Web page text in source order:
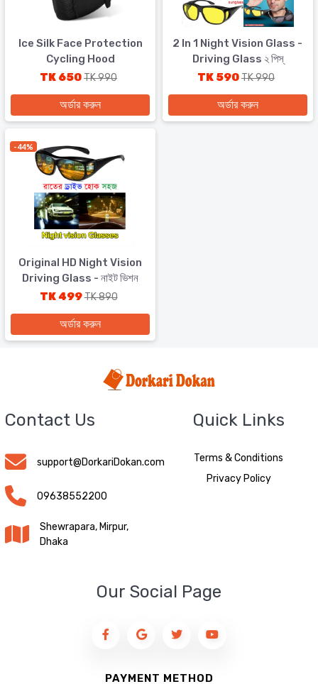
Ice Silk Face Protection
Cycling Hood
TK 650TK 990
অর্ডার করুন
2 In 1 Night Vision Glass -
Driving Glass ২ পিস্
TK 590TK 990
অর্ডার করুন
- 44%
Original HD Night Vision
Driving Glass - নাইট ভিশন
ড্রাইভিং গ্লাস
TK 499TK 890
অর্ডার করুন
Contact Us
support@DorkariDokan.com
09638552200
Shewrapara, Mirpur,
Dhaka
Quick Links
Terms & Conditions
Privacy Policy
Our Social Page
PAYMENT METHOD